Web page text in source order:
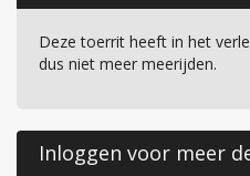
Deze toerrit heeft in het
dus niet meer meerijden.
Inloggen voor meer
Over Motormaatje